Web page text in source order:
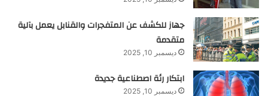
جهاز للكشف عن المتفجرات والقنابل يعمل بآلية
متقدمة
ديسمبر 10, 2025
ابتكار رئة اصطناعية جديدة
ديسمبر 10, 2025